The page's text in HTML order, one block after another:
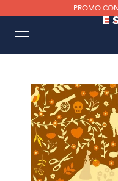
PROMO